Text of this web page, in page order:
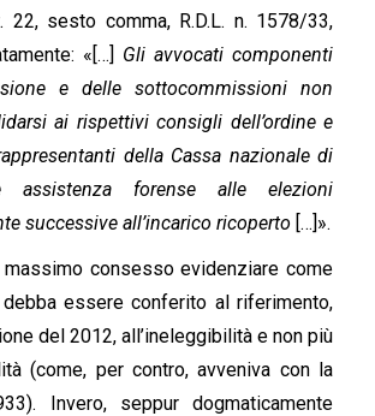
22, sesto comma, R.D.L. n. 1578/33,
«[…] Gli avvocati componenti
e delle sottocommissioni non
ai rispettivi consigli dell’ordine e
della Cassa nazionale di
assistenza forense alle elezioni
successive all’incarico ricoperto […]».
massimo consesso evidenziare come
essere conferito al riferimento,
del 2012, all’ineleggibilità e non più
(come, per contro, avveniva con la
Invero, seppur dogmaticamente